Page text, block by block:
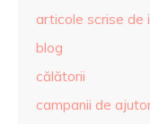
articole scrise de
blog
călătorii
campanii de